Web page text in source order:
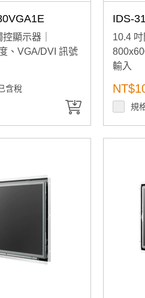
顯示器｜
、VGA/DVI 訊號
含稅
IDS-
10.4 吋
輸入
規